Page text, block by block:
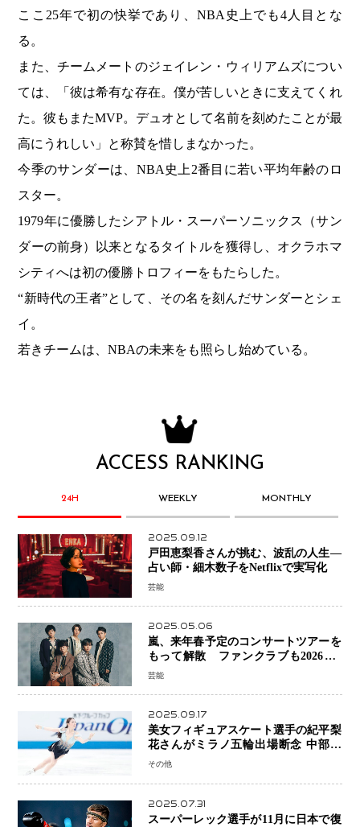
ここ25年で初の快挙であり、NBA史上でも4人目とな
る。
また、チームメートのジェイレン・ウィリアムズについ
ては、「彼は希有な存在。僕が苦しいときに支えてくれ
た。彼もまたMVP。デュオとして名前を刻めたことが最
高にうれしい」と称賛を惜しまなかった。
今季のサンダーは、NBA史上2番目に若い平均年齢のロ
スター。
1979年に優勝したシアトル・スーパーソニックス（サン
ダーの前身）以来となるタイトルを獲得し、オクラホマ
シティへは初の優勝トロフィーをもたらした。
“新時代の王者”として、その名を刻んだサンダーとシェ
イ。
若きチームは、NBAの未来をも照らし始めている。
ACCESS RANKING
24H WEEKLY MONTHLY
2025.09.12
戸田恵梨香さんが挑む、波乱の人生―
占い師・細木数子をNetflixで実写化
芸能
2025.05.06
嵐、来年春予定のコンサートツアーを
もって解散 ファンクラブも2026年5
月末で活動終了
芸能
2025.09.17
美女フィギュアスケート選手の紀平梨
花さんがミラノ五輪出場断念 中部選
手権欠場を発表「安全最優先の判断」
その他
2025.07.31
スーパーレック選手が11月に日本で復